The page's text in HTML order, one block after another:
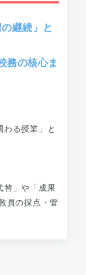
継続」と
務の核心ま
る授業」と
替」や「成果
員の採点・管